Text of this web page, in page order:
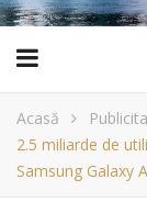
Acasă
2.5 miliarde de
Samsung Galaxy A